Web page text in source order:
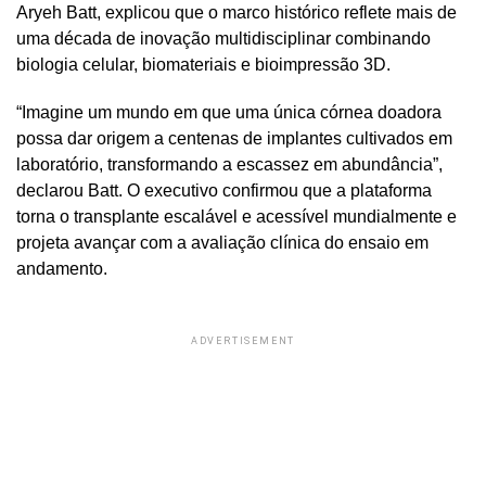
Aryeh Batt, explicou que o marco histórico reflete mais de
uma década de inovação multidisciplinar combinando
biologia celular, biomateriais e bioimpressão 3D.
“Imagine um mundo em que uma única córnea doadora
possa dar origem a centenas de implantes cultivados em
laboratório, transformando a escassez em abundância”,
declarou Batt. O executivo confirmou que a plataforma
torna o transplante escalável e acessível mundialmente e
projeta avançar com a avaliação clínica do ensaio em
andamento.
ADVERTISEMENT